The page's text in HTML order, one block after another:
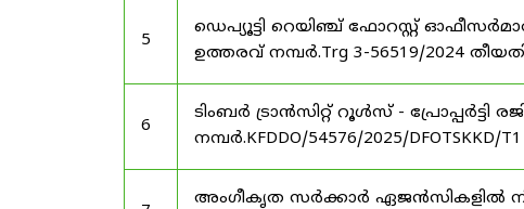
5
ഡെപ്യൂട്ടി റെയിഞ്ച് ഫോറസ്റ്റ്
ഉത്തരവ് നമ്പർ.Trg 3-56519/2024
6
ടിംബർ ട്രാൻസിറ്റ് റൂൾസ് - പ്രോപ്പർട്ടി
നമ്പർ.KFDDO/54576/2025/DFOTSKKD/
അംഗീകൃത സർക്കാർ ഏജൻസികളിൽ